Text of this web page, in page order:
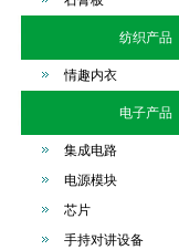
纺织产品
情趣内衣
电子产品
集成电路
电源模块
芯片
手持对讲设备